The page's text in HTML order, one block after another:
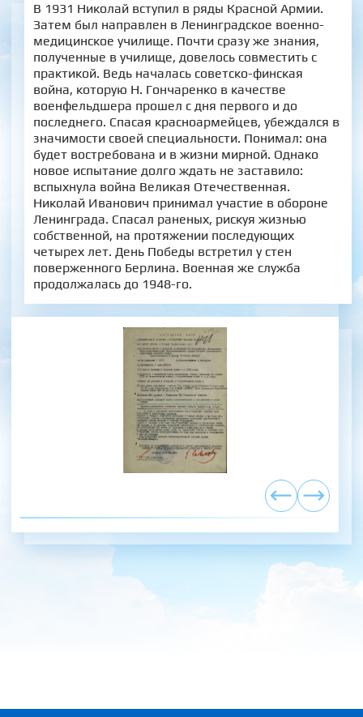
В 1931 Николай вступил в ряды Красной Армии.
Затем был направлен в Ленинградское военно-
медицинское училище. Почти сразу же знания,
полученные в училище, довелось совместить с
практикой. Ведь началась советско-финская
война, которую Н. Гончаренко в качестве
военфельдшера прошел с дня первого и до
последнего. Спасая красноармейцев, убеждался в
значимости своей специальности. Понимал: она
будет востребована и в жизни мирной. Однако
новое испытание долго ждать не заставило:
вспыхнула война Великая Отечественная.
Николай Иванович принимал участие в обороне
Ленинграда. Спасал раненых, рискуя жизнью
собственной, на протяжении последующих
четырех лет. День Победы встретил у стен
поверженного Берлина. Военная же служба
продолжалась до 1948-го.